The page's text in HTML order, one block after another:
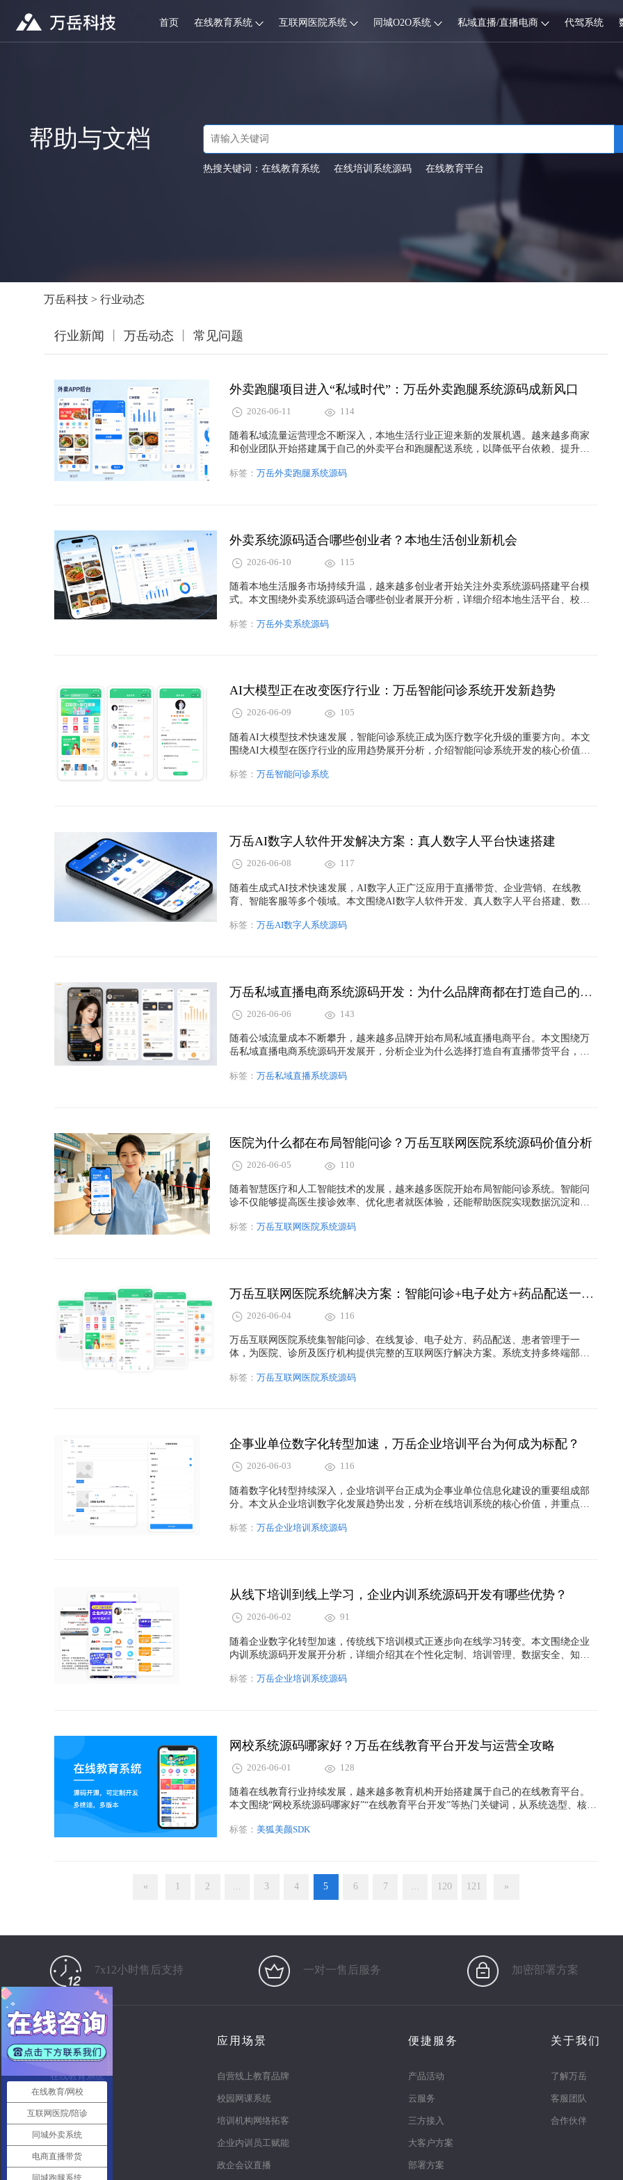
首页 在线教育系统 互联网医院系统 同城O2O系统 私域直播/直播电商 代驾系统
帮助与文档
热搜关键词： 在线教育系统 在线培训系统源码 在线教育平台
万岳科技> 行业动态
行业新闻 丨万岳动态 丨常见问题
外卖跑腿项目进入“私域时代”：万岳外卖跑腿系统源码成新风口
2026-06-11 114
随着私域流量运营理念不断深入，本地生活行业正迎来新的发展机遇。越来越多商家
和创业团队开始搭建属于自己的外卖平台和跑腿配送系统，以降低平台依赖、提升用
万岳外卖跑腿系统源码在多端部署、营销运营、同城配送等方面的应用优势，为企业
标签：万岳外卖跑腿系统源码
外卖系统源码适合哪些创业者？本地生活创业新机会
2026-06-10 115
随着本地生活服务市场持续升温，越来越多创业者开始关注外卖系统源码搭建平台模
式。本文围绕外卖系统源码适合哪些创业者展开分析，详细介绍本地生活平台、校园
开发及多端管理等优势，帮助创业者把握本地生活数字化发展的新机会。
标签：万岳外卖系统源码
AI大模型正在改变医疗行业：万岳智能问诊系统开发新趋势
2026-06-09 105
随着AI大模型技术快速发展，智能问诊系统正成为医疗数字化升级的重要方向。本文
围绕AI大模型在医疗行业的应用趋势展开分析，介绍智能问诊系统开发的核心价值、
服务效率、优化用户体验，为智慧医疗平台建设提供新的技术思路。文章涵盖AI大模
标签：万岳智能问诊系统
万岳AI数字人软件开发解决方案：真人数字人平台快速搭建
2026-06-08 117
随着生成式AI技术快速发展，AI数字人正广泛应用于直播带货、企业营销、在线教
育、智能客服等多个领域。本文围绕AI数字人软件开发、真人数字人平台搭建、数字
并分享万岳AI数字人软件开发解决方案，帮助企业快速布局AI数字人赛道，实现数字
标签：万岳AI数字人系统源码
万岳私域直播电商系统源码开发：为什么品牌商都在打造自己的带货平台？
2026-06-06 143
随着公域流量成本不断攀升，越来越多品牌开始布局私域直播电商平台。本文围绕万
岳私域直播电商系统源码开发展开，分析企业为什么选择打造自有直播带货平台，以
势，帮助企业实现数字化升级和长期增长，同时提升"私域直播系统源码""直播电商系
标签：万岳私域直播系统源码
医院为什么都在布局智能问诊？万岳互联网医院系统源码价值分析
2026-06-05 110
随着智慧医疗和人工智能技术的发展，越来越多医院开始布局智能问诊系统。智能问
诊不仅能够提高医生接诊效率、优化患者就医体验，还能帮助医院实现数据沉淀和数
展开分析，并结合万岳互联网医院系统源码，探讨互联网医疗平台快速搭建与商业化
标签：万岳互联网医院系统源码
万岳互联网医院系统解决方案：智能问诊+电子处方+药品配送一体化
2026-06-04 116
万岳互联网医院系统集智能问诊、在线复诊、电子处方、药品配送、患者管理于一
体，为医院、诊所及医疗机构提供完整的互联网医疗解决方案。系统支持多终端部
型与智慧医疗建设。涵盖互联网医院系统开发、在线问诊系统、电子处方平台、药品
标签：万岳互联网医院系统源码
企事业单位数字化转型加速，万岳企业培训平台为何成为标配？
2026-06-03 116
随着数字化转型持续深入，企业培训平台正成为企事业单位信息化建设的重要组成部
分。本文从企业培训数字化发展趋势出发，分析在线培训系统的核心价值，并重点介
面的优势，为企业构建数字化人才培养体系提供参考。
标签：万岳企业培训系统源码
从线下培训到线上学习，企业内训系统源码开发有哪些优势？
2026-06-02 91
随着企业数字化转型加速，传统线下培训模式正逐步向在线学习转变。本文围绕企业
内训系统源码开发展开分析，详细介绍其在个性化定制、培训管理、数据安全、知识
训系统开发构建高效、智能、可持续的人才培养体系，实现组织能力升级与长期发
标签：万岳企业培训系统源码
网校系统源码哪家好？万岳在线教育平台开发与运营全攻略
2026-06-01 128
随着在线教育行业持续发展，越来越多教育机构开始搭建属于自己的在线教育平台。
本文围绕“网校系统源码哪家好”“在线教育平台开发”等热门关键词，从系统选型、核心
析，帮助教育企业快速完成网校平台建设，实现品牌升级与业务增长。
标签：美狐美颜SDK
« 1 2 ... 3 4 5 6 7 ... 120 121 »
7x12小时售后支持 一对一售后服务 加密部署方案
在线教育系统
知识付费系统
电商直播系统
多商户商城
同城o2o
应用场景
自营线上教育品牌
校园网课系统
培训机构网络拓客
企业内训员工赋能
政企会议直播
便捷服务
产品活动
云服务
三方接入
大客户方案
部署方案
关于我们
了解万岳
客服团队
合作伙伴
在线教育/网校
互联网医院/陪诊
同城外卖系统
电商直播带货
同城跑腿系统